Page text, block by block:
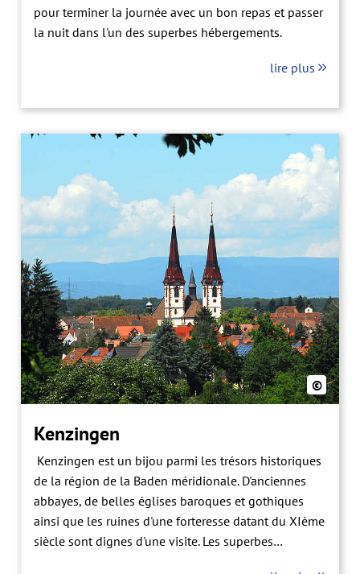
pour terminer la journée avec un bon repas et passer
la nuit dans l'un des superbes hébergements.
lire plus
©
Kenzingen
Kenzingen est un bijou parmi les trésors historiques
de la région de la Baden méridionale. D'anciennes
abbayes, de belles églises baroques et gothiques
ainsi que les ruines d'une forteresse datant du XIème
siècle sont dignes d'une visite. Les superbes